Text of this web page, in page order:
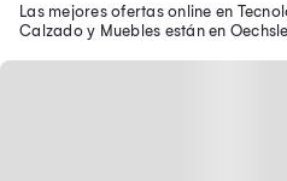
Las mejores ofertas online en
Calzado y Muebles están en